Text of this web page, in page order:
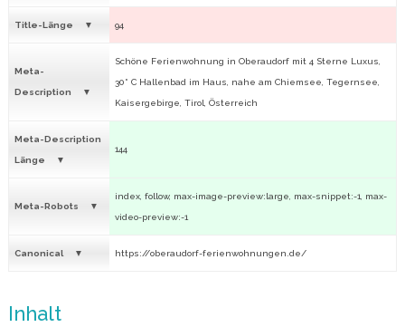
Title-Länge 94
Meta-
Description
Schöne Ferienwohnung in Oberaudorf mit 4 Sterne Luxus,
30° C Hallenbad im Haus, nahe am Chiemsee, Tegernsee,
Kaisergebirge, Tirol, Österreich
Meta-Description
Länge
144
Meta-Robots
index, follow, max-image-preview:large, max-snippet:-1, max-
video-preview:-1
Canonical https://oberaudorf-ferienwohnungen.de/
Inhalt